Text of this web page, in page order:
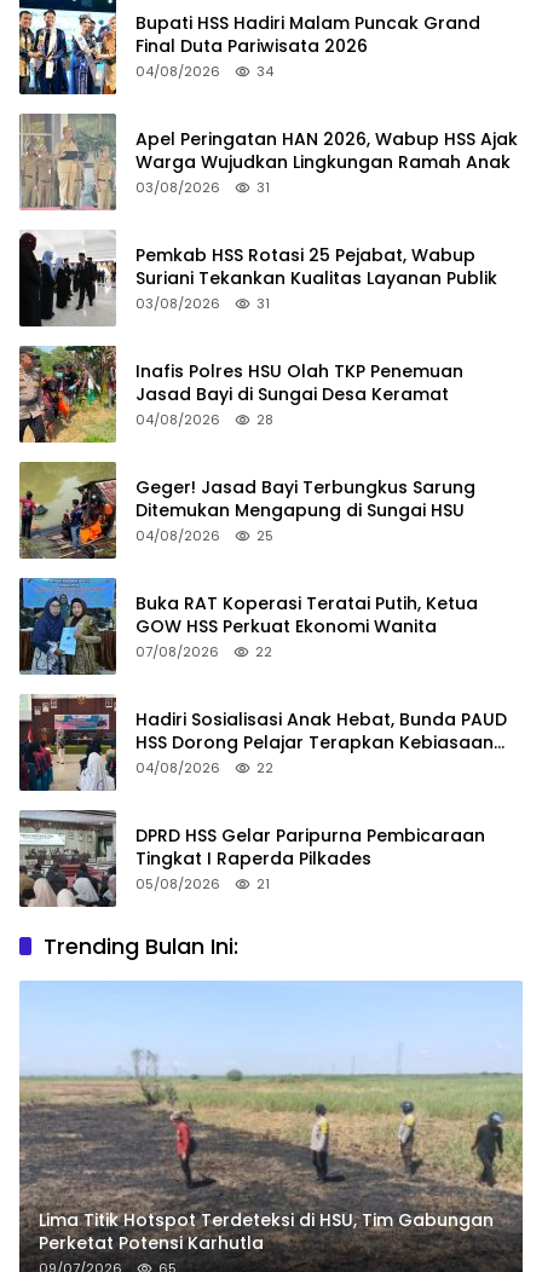
Bupati HSS Hadiri Malam Puncak Grand
Final Duta Pariwisata 2026
04/08/2026 34
Apel Peringatan HAN 2026, Wabup HSS Ajak
Warga Wujudkan Lingkungan Ramah Anak
03/08/2026 31
Pemkab HSS Rotasi 25 Pejabat, Wabup
Suriani Tekankan Kualitas Layanan Publik
03/08/2026 31
Inafis Polres HSU Olah TKP Penemuan
Jasad Bayi di Sungai Desa Keramat
04/08/2026 28
Geger! Jasad Bayi Terbungkus Sarung
Ditemukan Mengapung di Sungai HSU
04/08/2026 25
Buka RAT Koperasi Teratai Putih, Ketua
GOW HSS Perkuat Ekonomi Wanita
07/08/2026 22
Hadiri Sosialisasi Anak Hebat, Bunda PAUD
HSS Dorong Pelajar Terapkan Kebiasaan
Baik
04/08/2026 22
DPRD HSS Gelar Paripurna Pembicaraan
Tingkat I Raperda Pilkades
05/08/2026 21
Trending Bulan Ini:
Lima Titik Hotspot Terdeteksi di HSU, Tim Gabungan
Perketat Potensi Karhutla